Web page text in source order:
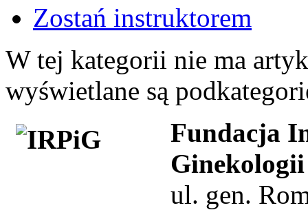
Zostań instruktorem
W tej kategorii nie ma
wyświetlane są
Fundacja
Ginekologii
ul. gen.